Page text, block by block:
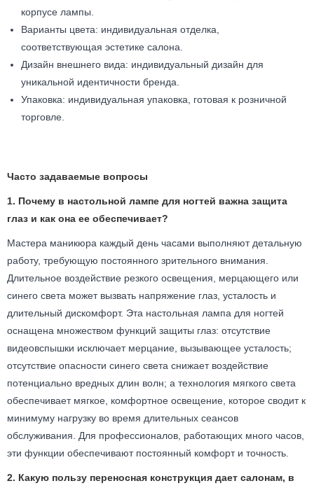
корпусе лампы.
Варианты цвета: индивидуальная отделка,
соответствующая эстетике салона.
Дизайн внешнего вида: индивидуальный дизайн для
уникальной идентичности бренда.
Упаковка: индивидуальная упаковка, готовая к розничной
торговле.
Часто задаваемые вопросы
1. Почему в настольной лампе для ногтей важна защита
глаз и как она ее обеспечивает?
Мастера маникюра каждый день часами выполняют детальную
работу, требующую постоянного зрительного внимания.
Длительное воздействие резкого освещения, мерцающего или
синего света может вызвать напряжение глаз, усталость и
длительный дискомфорт. Эта настольная лампа для ногтей
оснащена множеством функций защиты глаз: отсутствие
видеовспышки исключает мерцание, вызывающее усталость;
отсутствие опасности синего света снижает воздействие
потенциально вредных длин волн; а технология мягкого света
обеспечивает мягкое, комфортное освещение, которое сводит к
минимуму нагрузку во время длительных сеансов
обслуживания. Для профессионалов, работающих много часов,
эти функции обеспечивают постоянный комфорт и точность.
2. Какую пользу переносная конструкция дает салонам, в